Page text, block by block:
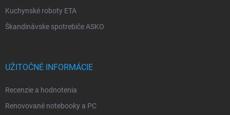
Kuchynské roboty ETA
Škandinávske spotrebiče ASKO
UŽITOČNÉ INFORMÁCIE
Recenzie a hodnotenia
Renovované notebooky a PC